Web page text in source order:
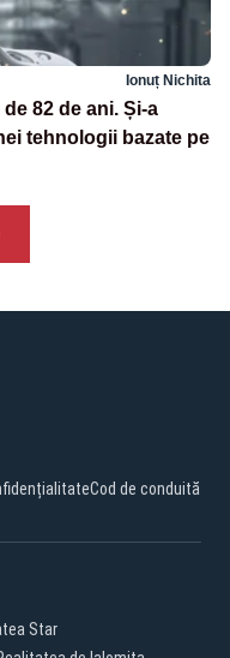
Ionuț Nichita
82 de ani. Și-a
tehnologii bazate pe
Cod de conduită
Star